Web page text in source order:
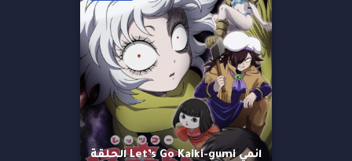
انمي Let’s Go Kaiki-gumi الحلقة